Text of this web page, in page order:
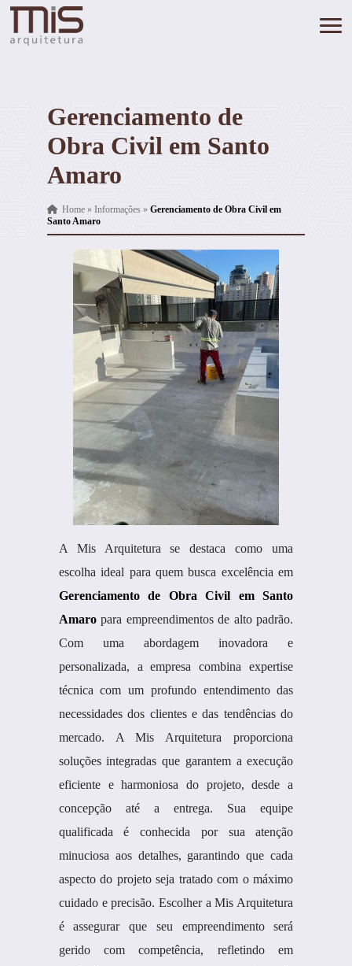
Gerenciamento de
Obra Civil em Santo
Amaro
Home» Informações » Gerenciamento de Obra Civil em
Santo Amaro
A Mis Arquitetura se destaca como uma
escolha ideal para quem busca excelência em
Gerenciamento de Obra Civil em Santo
Amaropara empreendimentos de alto padrão.
Com uma abordagem inovadora e
personalizada, a empresa combina expertise
técnica com um profundo entendimento das
necessidades dos clientes e das tendências do
mercado. A Mis Arquitetura proporciona
soluções integradas que garantem a execução
eficiente e harmoniosa do projeto, desde a
concepção até a entrega. Sua equipe
qualificada é conhecida por sua atenção
minuciosa aos detalhes, garantindo que cada
aspecto do projeto seja tratado com o máximo
cuidado e precisão. Escolher a Mis Arquitetura
é assegurar que seu empreendimento será
gerido com competência, refletindo em